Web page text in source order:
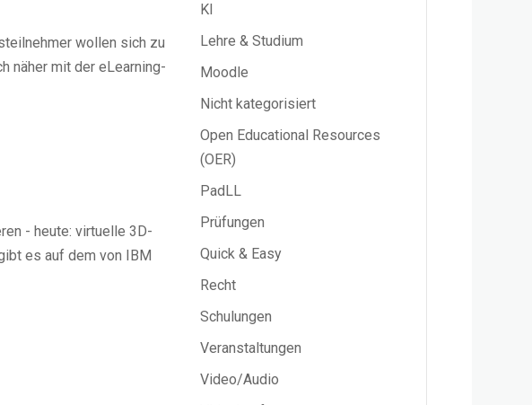
wollen sich zu
näher mit der eLearning-
- heute: virtuelle 3D-
es auf dem von IBM
KI
Lehre & Studium
Moodle
Nicht kategorisiert
Open Educational Resources
(OER)
PadLL
Prüfungen
Quick & Easy
Recht
Schulungen
Veranstaltungen
Video/Audio